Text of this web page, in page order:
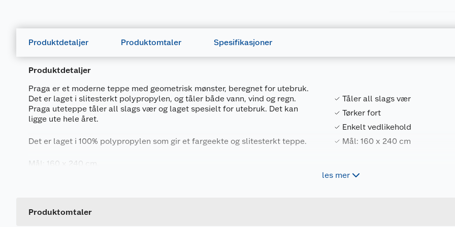
Produktdetaljer Produktomtaler Spesifikasjoner
Produktdetaljer
Praga er et moderne teppe med geometrisk mønster, beregnet for utebruk.
Det er laget i slitesterkt polypropylen, og tåler både vann, vind og regn.
Praga uteteppe tåler all slags vær og laget spesielt for utebruk. Det kan
ligge ute hele året.
Det er laget i 100% polypropylen som gir et fargeekte og slitesterkt teppe.
Mål: 160 x 240 cm.
børste og spyl av.
Tåler all slags vær
Tørker fort
Enkelt vedlikehold
Mål: 160 x 240 cm
les mer
Produktomtaler
Leverandørens artikkelnummer
Forpakningsmål